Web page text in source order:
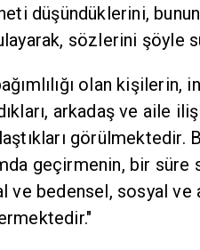
düşündüklerini, bunun
sözlerini şöyle
olan
arkadaş ve aile
görülmektedir.
geçirmenin, bir süre
ve bedensel, sosyal